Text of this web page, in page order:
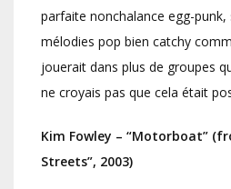
parfaite nonchalance egg-
mélodies pop bien catchy
jouerait dans plus de groupes
ne croyais pas que cela était
Kim Fowley – “Motorboat”
Streets”, 2003)